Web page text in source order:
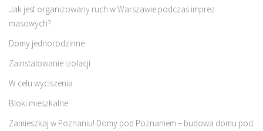
Jak jest organizowany ruch w Warszawie podczas imprez
masowych?
Domy jednorodzinne
Zainstalowanie izolacji
W celu wyciszenia
Bloki mieszkalne
Zamieszkaj w Poznaniu! Domy pod Poznaniem – budowa domu pod